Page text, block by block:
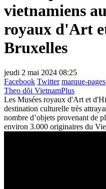
vietnamiens
royaux d'Art
Bruxelles
jeudi 2 mai 2024 08:25
Facebook Twitter marque-pages
Theo dõi VietnamPlus
Les Musées royaux d'Art et
destination culturelle très
nombre d’objets provenant de
environ 3.000 originaires du